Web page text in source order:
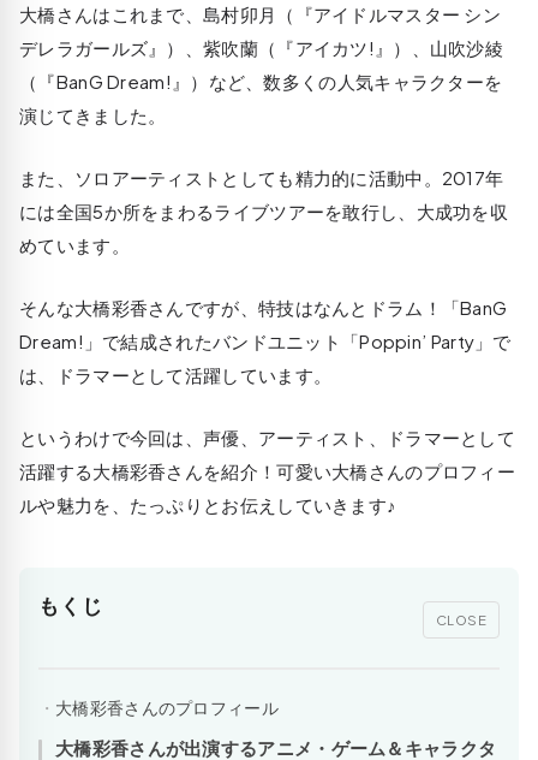
大橋さんはこれまで、島村卯月（『アイドルマスター シン
デレラガールズ』）、紫吹蘭（『アイカツ!』）、山吹沙綾
（『BanG Dream!』）など、数多くの人気キャラクターを
演じてきました。
また、ソロアーティストとしても精力的に活動中。2017年
には全国5か所をまわるライブツアーを敢行し、大成功を収
めています。
そんな大橋彩香さんですが、特技はなんとドラム！「BanG
Dream!」で結成されたバンドユニット「Poppin’ Party」で
は、ドラマーとして活躍しています。
というわけで今回は、声優、アーティスト、ドラマーとして
活躍する大橋彩香さんを紹介！可愛い大橋さんのプロフィー
ルや魅力を、たっぷりとお伝えしていきます♪
もくじ
CLOSE
大橋彩香さんのプロフィール
大橋彩香さんが出演するアニメ・ゲーム＆キャラクタ